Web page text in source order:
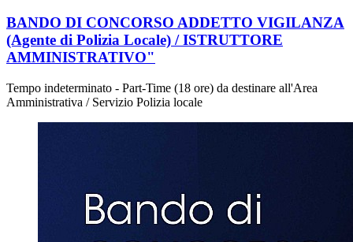
BANDO DI CONCORSO ADDETTO VIGILANZA
(Agente di Polizia Locale) / ISTRUTTORE
AMMINISTRATIVO"
Tempo indeterminato - Part-Time (18 ore) da destinare all'Area
Amministrativa / Servizio Polizia locale